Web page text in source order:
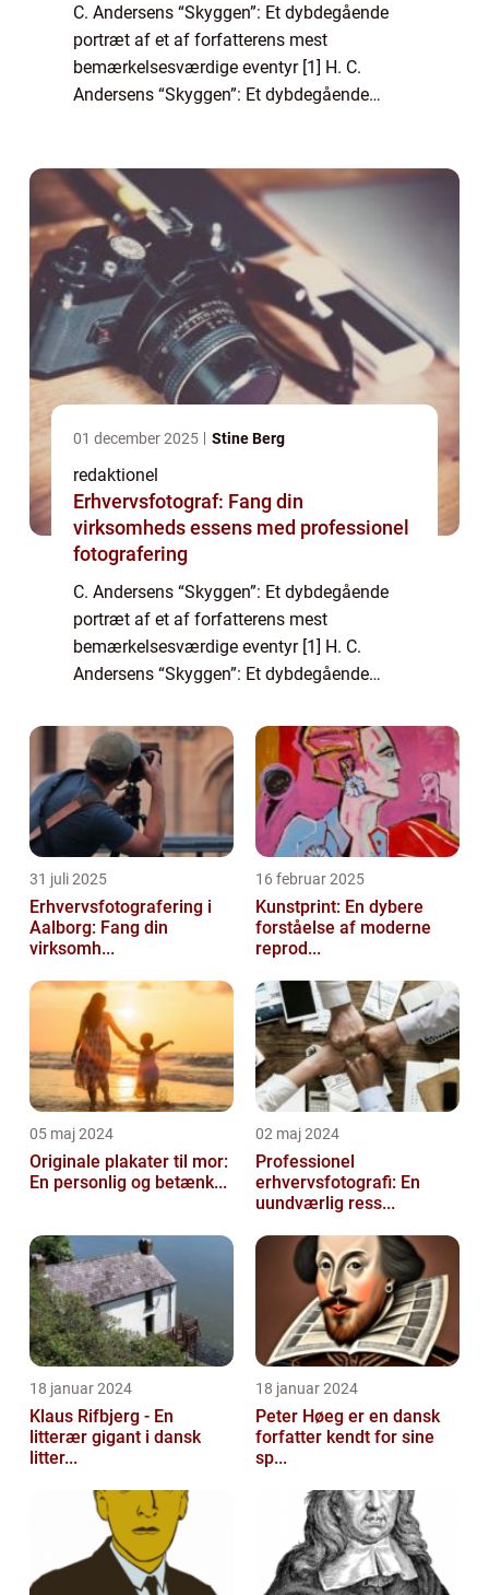
C. Andersens “Skyggen”: Et dybdegående
portræt af et af forfatterens mest
bemærkelsesværdige eventyr [1] H. C.
Andersens “Skyggen”: Et dybdegående
H.C....
01 december 2025 Stine Berg
redaktionel
Erhvervsfotograf: Fang din
virksomheds essens med professionel
fotografering
C. Andersens “Skyggen”: Et dybdegående
portræt af et af forfatterens mest
bemærkelsesværdige eventyr [1] H. C.
Andersens “Skyggen”: Et dybdegående
bemærkelsesværdige eventyr Introduktion
H.C....
31 juli 2025
Erhvervsfotografering i
Aalborg: Fang din
virksomh...
16 februar 2025
Kunstprint: En dybere
forståelse af moderne
reprod...
05 maj 2024
Originale plakater til mor:
En personlig og betænk...
02 maj 2024
Professionel
erhvervsfotografi: En
uundværlig ress...
18 januar 2024
Klaus Rifbjerg - En
litterær gigant i dansk
litter...
18 januar 2024
Peter Høeg er en dansk
forfatter kendt for sine
sp...